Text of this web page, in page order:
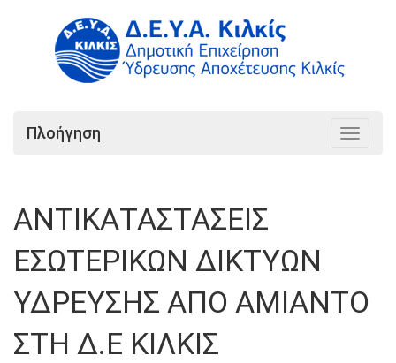
Toggle
Πλοήγηση
ΑΝΤΙΚΑΤΑΣΤΑΣΕΙΣ
ΕΣΩΤΕΡΙΚΩΝ ΔΙΚΤΥΩΝ
ΥΔΡΕΥΣΗΣ ΑΠΟ ΑΜΙΑΝΤΟ
ΣΤΗ Δ.Ε ΚΙΛΚΙΣ